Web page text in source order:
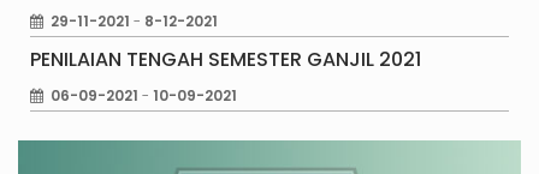
29-11-2021 - 8-12-2021
PENILAIAN TENGAH SEMESTER GANJIL 2021
06-09-2021 - 10-09-2021